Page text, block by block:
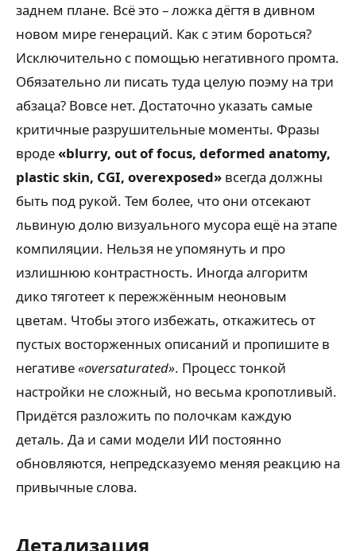
заднем плане. Всё это – ложка дёгтя в дивном
новом мире генераций. Как с этим бороться?
Исключительно с помощью негативного промта.
Обязательно ли писать туда целую поэму на три
абзаца? Вовсе нет. Достаточно указать самые
критичные разрушительные моменты. Фразы
вроде«blurry, out of focus, deformed anatomy,
plastic skin, CGI, overexposed» всегда должны
быть под рукой. Тем более, что они отсекают
львиную долю визуального мусора ещё на этапе
компиляции. Нельзя не упомянуть и про
излишнюю контрастность. Иногда алгоритм
дико тяготеет к пережжённым неоновым
цветам. Чтобы этого избежать, откажитесь от
пустых восторженных описаний и пропишите в
негативе«oversaturated». Процесс тонкой
настройки не сложный, но весьма кропотливый.
Придётся разложить по полочкам каждую
деталь. Да и сами модели ИИ постоянно
обновляются, непредсказуемо меняя реакцию на
привычные слова.
Детализация